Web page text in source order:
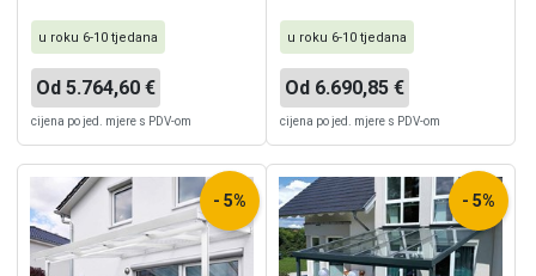
u roku 6-10 tjedana
Od 5.764,60 €
cijena po jed. mjere s PDV-om
u roku 6-10 tjedana
Od 6.690,85 €
cijena po jed. mjere s PDV-om
- 5% - 5%